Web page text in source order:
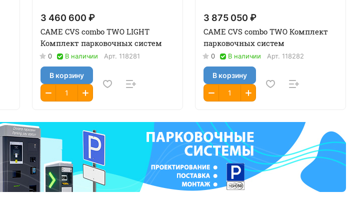
3 460 600 ₽
CAME CVS combo TWO LIGHT
Комплект парковочных систем
0 В наличии Арт. 118281
В корзину
3 875 050 ₽
CAME CVS combo TWO Комплект
парковочных систем
0 В наличии Арт. 118282
В корзину